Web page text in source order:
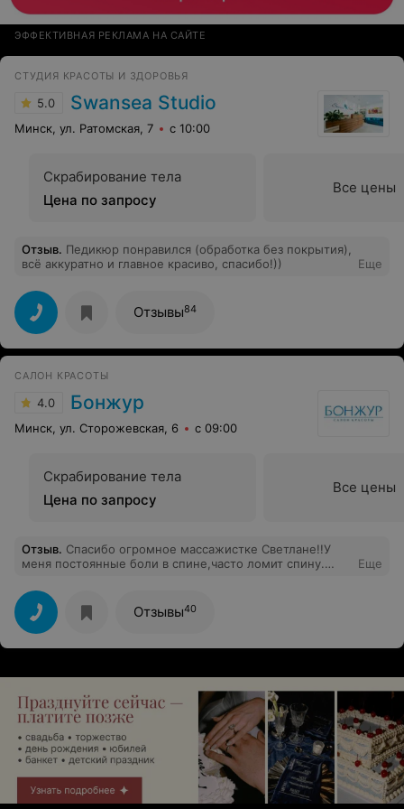
ЭФФЕКТИВНАЯ РЕКЛАМА НА САЙТЕ
СТУДИЯ КРАСОТЫ И ЗДОРОВЬЯ
5.0 Swansea Studio
Минск, ул. Ратомская, 7 с 10:00
Скрабирование тела
Цена по запросу
Все цены
Отзыв. Педикюр понравился (обработка без покрытия),
всё аккуратно и главное красиво, спасибо!))
Еще
Отзывы84
САЛОН КРАСОТЫ
4.0 Бонжур
Минск, ул. Сторожевская, 6 с 09:00
Скрабирование тела
Цена по запросу
Все цены
Отзыв. Спасибо огромное массажистке Светлане!!У
меня постоянные боли в спине,часто ломит спину.
отличный профессионал и приятный человек!
Еще
Отзывы40